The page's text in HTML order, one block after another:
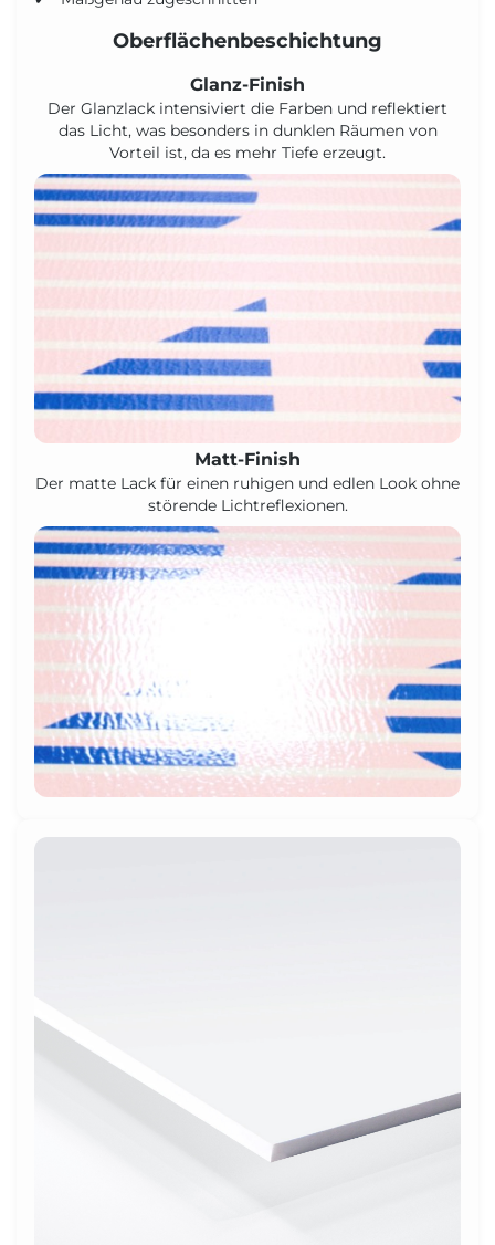
Oberflächenbeschichtung
Glanz-Finish
Der Glanzlack intensiviert die Farben und reflektiert
das Licht, was besonders in dunklen Räumen von
Vorteil ist, da es mehr Tiefe erzeugt.
Matt-Finish
Der matte Lack für einen ruhigen und edlen Look ohne
störende Lichtreflexionen.